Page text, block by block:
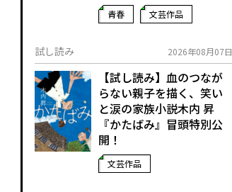
青春 文芸作品
試し読み 2026年08月07日
【試し読み】血のつなが
らない親子を描く、笑い
と涙の家族小説――木内 昇
『かたばみ』冒頭特別公
開！
文芸作品